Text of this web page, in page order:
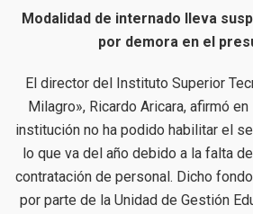
Modalidad de internado lleva
por demora en el
El director del Instituto Superior
Milagro», Ricardo Aricara, afirmó
institución no ha podido habilitar el
lo que va del año debido a la falta
contratación de personal. Dicho
por parte de la Unidad de Gestión